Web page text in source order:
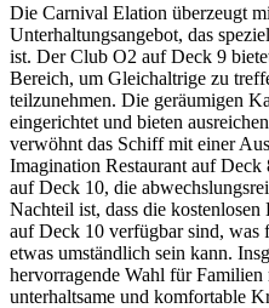
Die Carnival Elation überzeugt
Unterhaltungsangebot, das
ist. Der Club O2 auf Deck 9
Bereich, um Gleichaltrige zu
teilzunehmen. Die geräumigen
eingerichtet und bieten
verwöhnt das Schiff mit einer
Imagination Restaurant auf
auf Deck 10, die
Nachteil ist, dass die
auf Deck 10 verfügbar sind, was
etwas umständlich sein kann.
hervorragende Wahl für
unterhaltsame und komfortable